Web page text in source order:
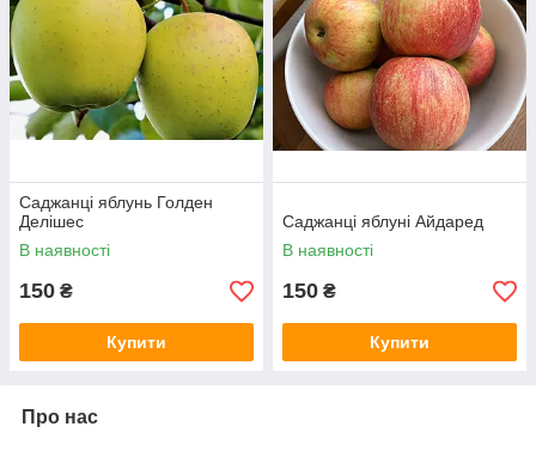
Саджанці яблунь Голден
Делішес
В наявності
150 ₴
Купити
Саджанці яблуні Айдаред
В наявності
150 ₴
Купити
Про нас